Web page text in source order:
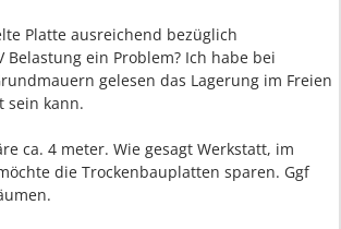
Platte ausreichend bezüglich
Belastung ein Problem? Ich habe bei
gelesen das Lagerung im Freien
sein kann.
ca. 4 meter. Wie gesagt Werkstatt, im
die Trockenbauplatten sparen. Ggf